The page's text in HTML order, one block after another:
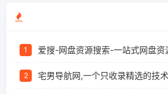
1
2 宅男导航网,一个只收录精选的技